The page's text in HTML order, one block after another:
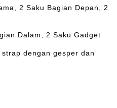
2 Saku Bagian Depan, 2
Dalam, 2 Saku Gadget
dengan gesper dan